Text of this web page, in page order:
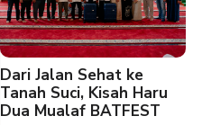
Dari Jalan Sehat ke
Tanah Suci, Kisah Haru
Dua Mualaf BATFEST